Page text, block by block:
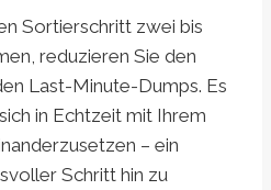
Sortierschritt zwei bis
reduzieren Sie den
Last-Minute-Dumps. Es
in Echtzeit mit Ihrem
– ein
Schritt hin zu